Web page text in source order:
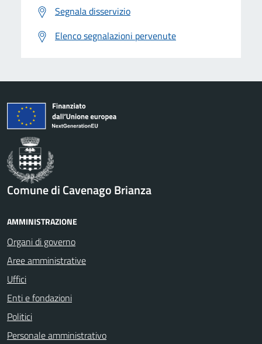
Segnala disservizio
Elenco segnalazioni pervenute
Comune di Cavenago Brianza
AMMINISTRAZIONE
Organi di governo
Aree amministrative
Uffici
Enti e fondazioni
Politici
Personale amministrativo